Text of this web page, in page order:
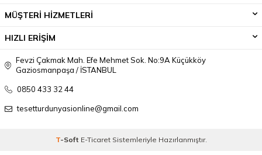
MÜŞTERİ HİZMETLERİ
HIZLI ERİŞİM
Fevzi Çakmak Mah. Efe Mehmet Sok. No:9A Küçükköy
Gaziosmanpaşa / İSTANBUL
0850 433 32 44
tesetturdunyasionline@gmail.com
T-Soft E-TicaretSistemleriyle Hazırlanmıştır.